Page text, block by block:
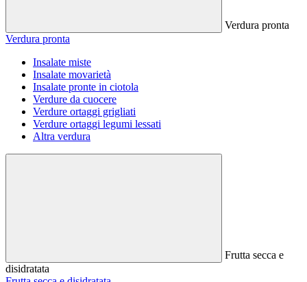
Verdura pronta
Verdura pronta
Insalate miste
Insalate movarietà
Insalate pronte in ciotola
Verdure da cuocere
Verdure ortaggi grigliati
Verdure ortaggi legumi lessati
Altra verdura
Frutta secca e
disidratata